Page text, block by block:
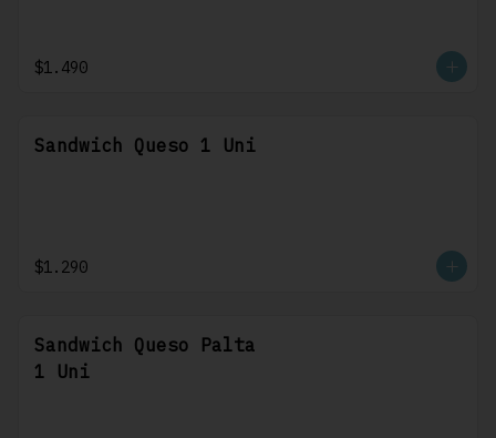
$1.490
Sandwich Queso 1 Uni
$1.290
Sandwich Queso Palta
1 Uni